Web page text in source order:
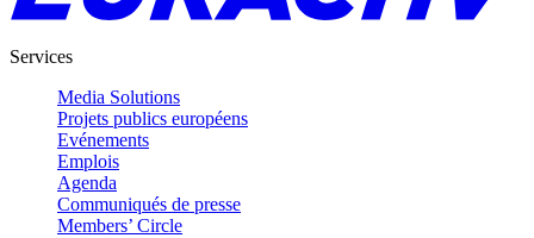
Services
Media Solutions
Projets publics européens
Evénements
Emplois
Agenda
Communiqués de presse
Members’ Circle